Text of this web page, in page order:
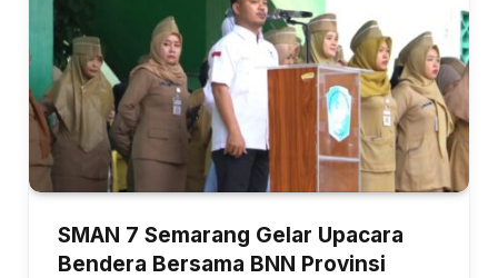
SMAN 7 Semarang Gelar Upacara
Bendera Bersama BNN Provinsi